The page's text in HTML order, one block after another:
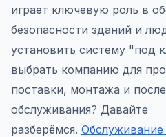
играет ключевую роль в
безопасности зданий и
установить систему "под
выбрать компанию для
поставки, монтажа и
обслуживания? Давайте
разберёмся. Обслуживание